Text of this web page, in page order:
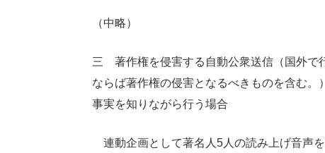
（中略）
三 著作権を侵害する自動公衆送信（国外で
ならば著作権の侵害となるべきものを含む
事実を知りながら行う場合
連動企画として著名人5人の読み上げ音声